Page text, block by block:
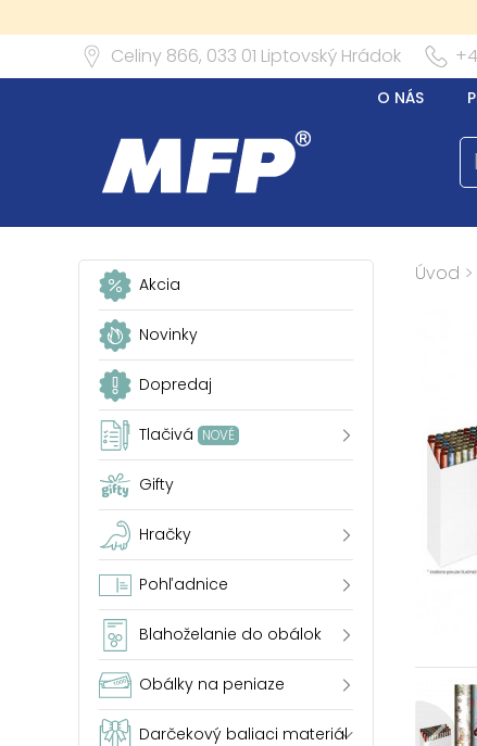
Celiny 866, 033 01 Liptovský Hrádok
O NÁS
Akcia
Novinky
Dopredaj
Tlačivá NOVÉ
Gifty
Hračky
Pohľadnice
Blahoželanie do obálok
Obálky na peniaze
Darčekový baliaci materiál
Úvod >